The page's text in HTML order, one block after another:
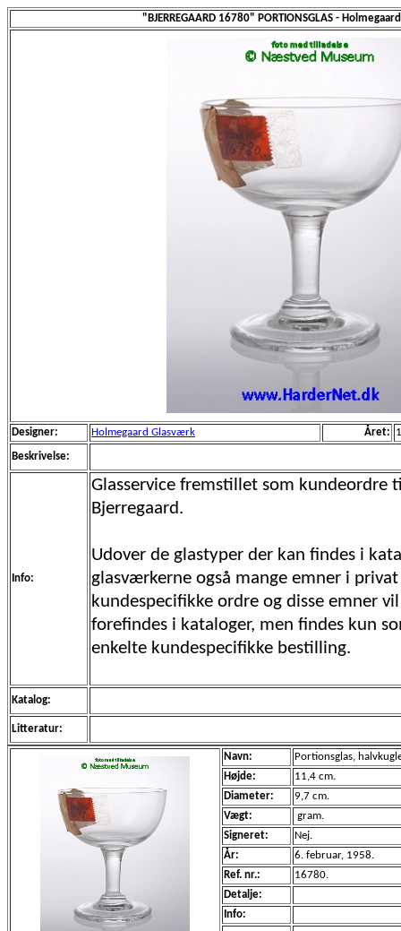
"BJERREGAARD 16780" PORTIONSGLAS -
Designer: Holmegaard Glasværk Året:
Beskrivelse:
Info:
Glasservice fremstillet som kundeordre
Bjerregaard.
Udover de glastyper der kan findes i
glasværkerne også mange emner i
kundespecifikke ordre og disse emner
forefindes i kataloger, men findes kun
enkelte kundespecifikke bestilling.
Katalog:
Litteratur:
Navn:
Portionsglas,
Højde:
11,4 cm.
Diameter:
9,7 cm.
Vægt:
gram.
Signeret:
Nej.
År:
6. februar, 1958.
Ref. nr.:
16780.
Detalje:
Info: